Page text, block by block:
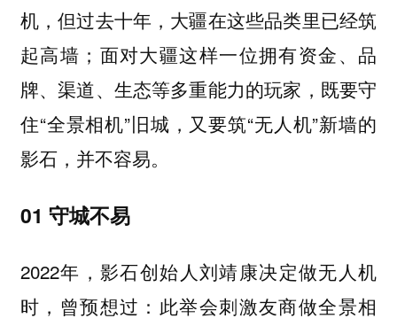
机，但过去十年，大疆在这些品类里已经筑
起高墙；面对大疆这样一位拥有资金、品
牌、渠道、生态等多重能力的玩家，既要守
住“全景相机”旧城，又要筑“无人机”新墙的
影石，并不容易。
01 守城不易
2022年，影石创始人刘靖康决定做无人机
时，曾预想过：此举会刺激友商做全景相